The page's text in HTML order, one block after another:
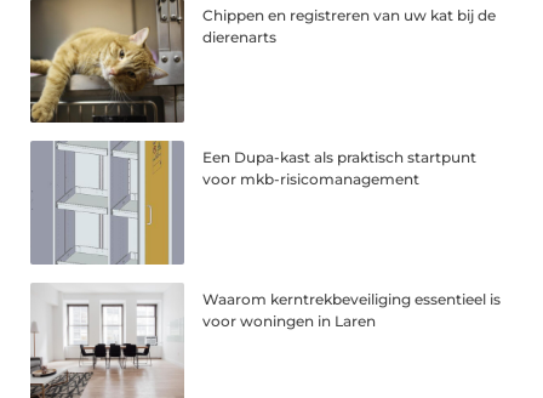
Chippen en registreren van uw kat bij de
dierenarts
Een Dupa-kast als praktisch startpunt
voor mkb-risicomanagement
Waarom kerntrekbeveiliging essentieel is
voor woningen in Laren